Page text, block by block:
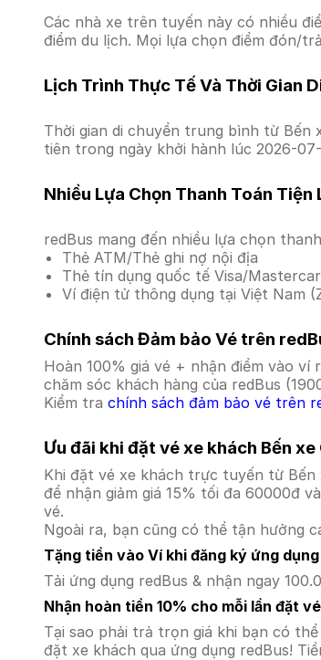
Các nhà xe trên tuyến này có nhiều
điểm du lịch. Mọi lựa chọn điểm đón/
Lịch Trình Thực Tế Và Thời Gian
Thời gian di chuyển trung bình từ Bến
tiên trong ngày khởi hành lúc 2026-
Nhiều Lựa Chọn Thanh Toán Tiện
redBus mang đến nhiều lựa chọn
Thẻ ATM/Thẻ ghi nợ nội địa
Thẻ tín dụng quốc tế Visa/
Ví điện tử thông dụng tại Việt Nam
Chính sách Đảm bảo Vé trên
Hoàn 100% giá vé + nhận điểm vào
chăm sóc khách hàng của redBus
Kiểm tra chính sách đảm bảo vé trên
Ưu đãi khi đặt vé xe khách Bến
Khi đặt vé xe khách trực tuyến từ Bến
để nhận giảm giá 15% tối đa 60000đ
vé.
Ngoài ra, bạn cũng có thể tận hưởng
Tặng tiền vào Ví khi đăng ký ứng
Tải ứng dụng redBus & nhận ngay
Nhận hoàn tiền 10% cho mỗi lần đặt
Tại sao phải trả trọn giá khi bạn có
đặt xe khách qua ứng dụng redBus!